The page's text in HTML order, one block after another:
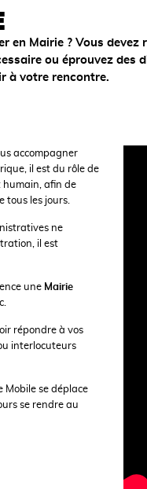
en Mairie ? Vous
ou éprouvez des
à votre rencontre.
accompagner
il est du rôle de
humain, afin de
tous les jours.
ne
il est
une Mairie
répondre à vos
interlocuteurs
Mobile se déplace
se rendre au